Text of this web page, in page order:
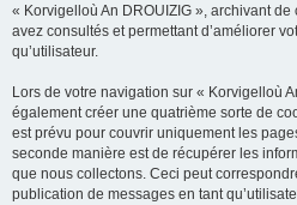
« Korvigelloù An DROUIZIG », archivant
avez consultés et permettant d’améliorer
qu’utilisateur.
Lors de votre navigation sur « Korvigelloù
également créer une quatrième sorte de
est prévu pour couvrir uniquement les
seconde manière est de récupérer les
que nous collectons. Ceci peut
publication de messages en tant